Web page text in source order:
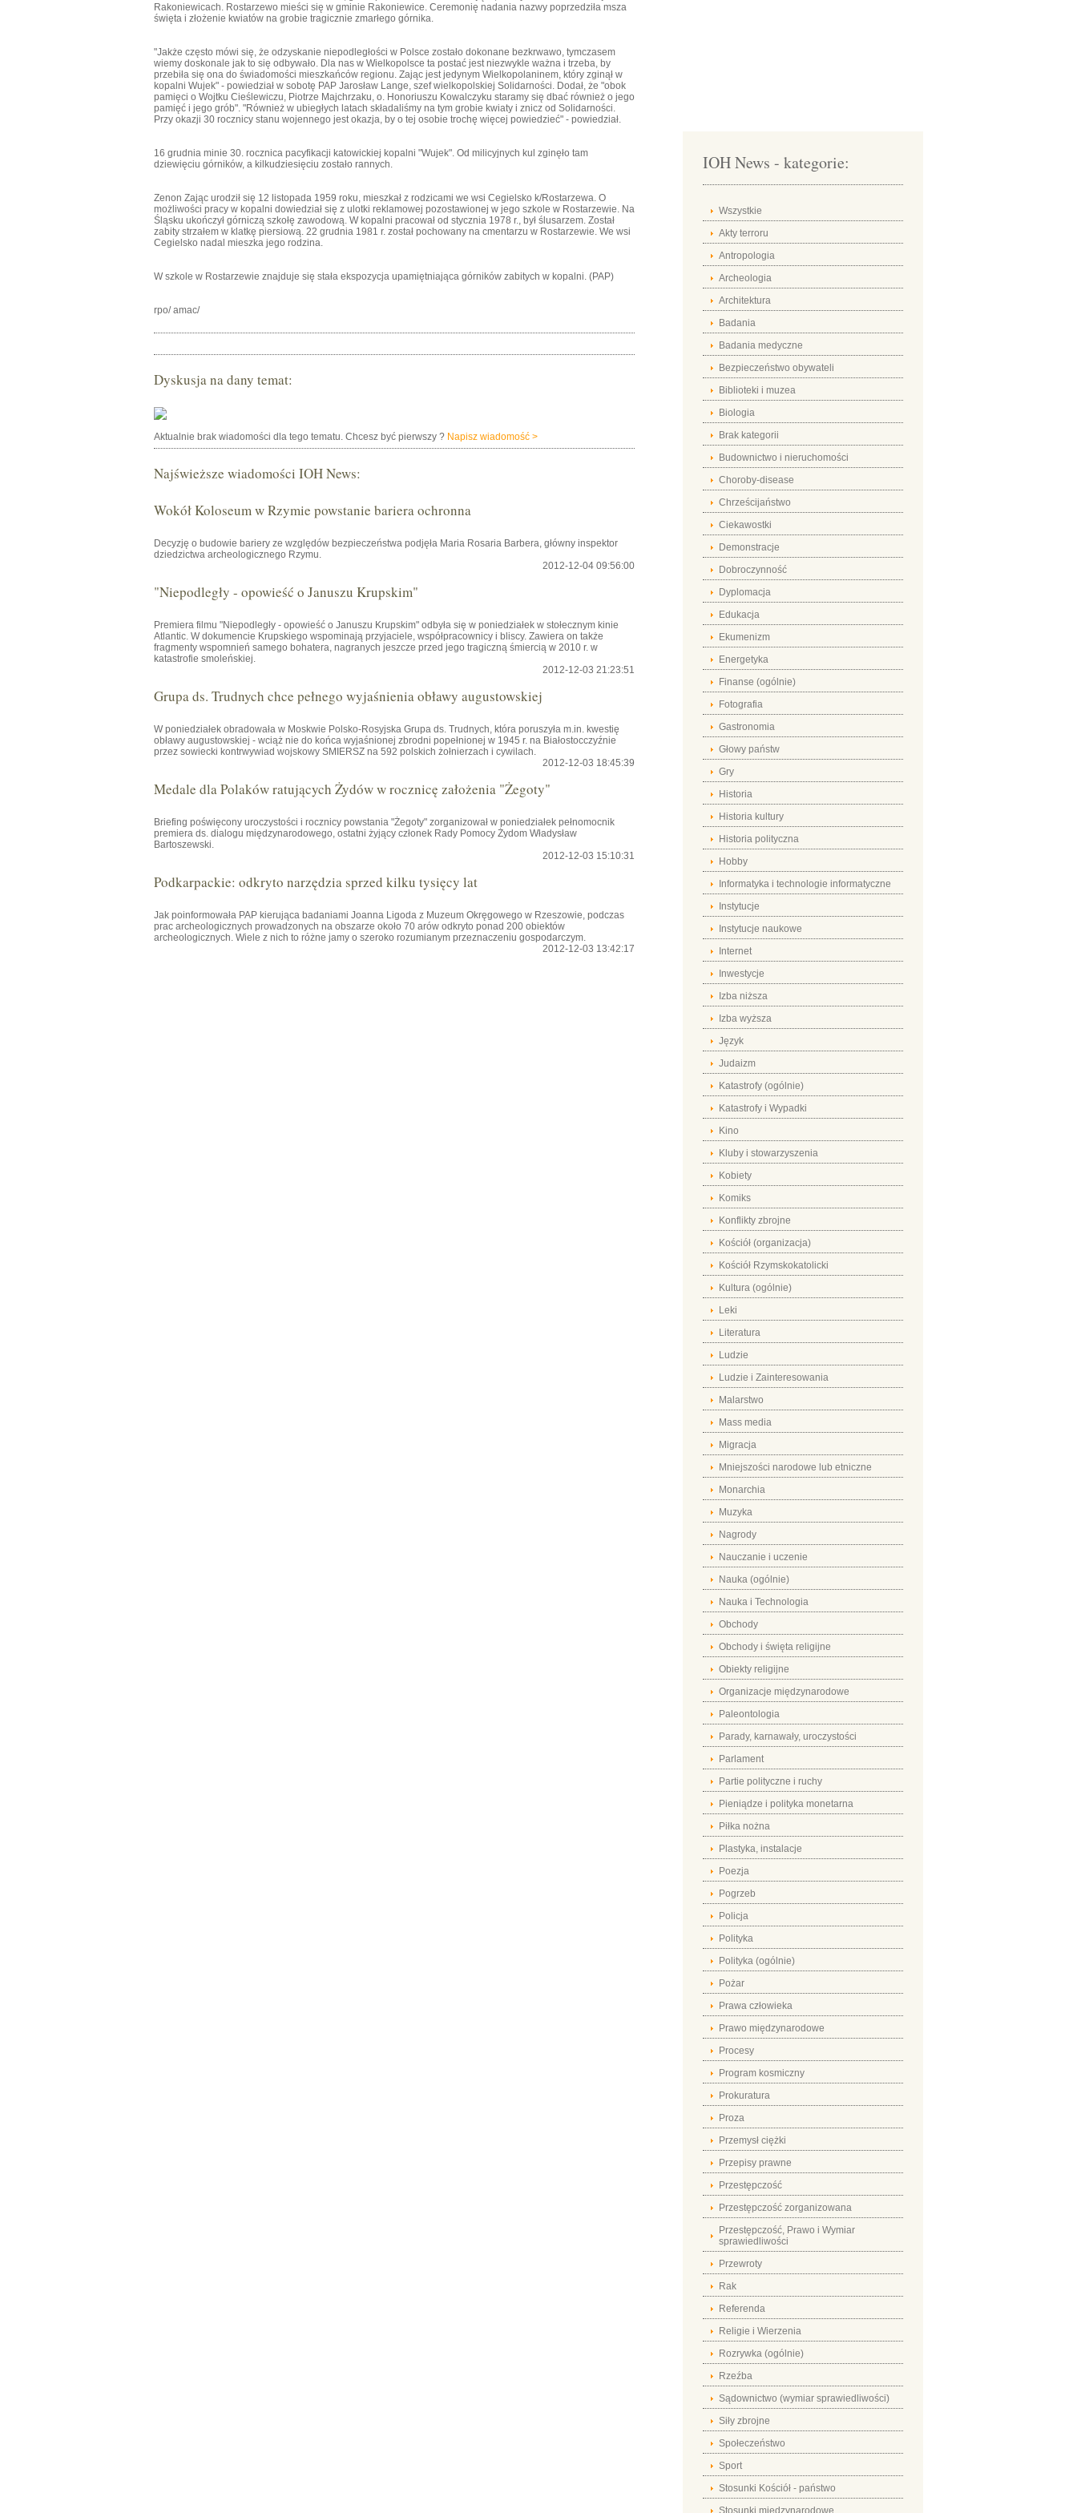
Rakoniewicach. Rostarzewo mieści się w gminie Rakoniewice. Ceremonię nadania nazwy poprzedziła msza
święta i złożenie kwiatów na grobie tragicznie zmarłego górnika.
"Jakże często mówi się, że odzyskanie niepodległości w Polsce zostało dokonane bezkrwawo, tymczasem
wiemy doskonale jak to się odbywało. Dla nas w Wielkopolsce ta postać jest niezwykle ważna i trzeba, by
przebiła się ona do świadomości mieszkańców regionu. Zając jest jedynym Wielkopolaninem, który zginął w
kopalni Wujek" - powiedział w sobotę PAP Jarosław Lange, szef wielkopolskiej Solidarności. Dodał, że "obok
pamięci o Wojtku Cieślewiczu, Piotrze Majchrzaku, o. Honoriuszu Kowalczyku staramy się dbać również o jego
pamięć i jego grób". "Również w ubiegłych latach składaliśmy na tym grobie kwiaty i znicz od Solidarności.
Przy okazji 30 rocznicy stanu wojennego jest okazja, by o tej osobie trochę więcej powiedzieć" - powiedział.
16 grudnia minie 30. rocznica pacyfikacji katowickiej kopalni "Wujek". Od milicyjnych kul zginęło tam
dziewięciu górników, a kilkudziesięciu zostało rannych.
Zenon Zając urodził się 12 listopada 1959 roku, mieszkał z rodzicami we wsi Cegielsko k/Rostarzewa. O
możliwości pracy w kopalni dowiedział się z ulotki reklamowej pozostawionej w jego szkole w Rostarzewie. Na
Śląsku ukończył górniczą szkołę zawodową. W kopalni pracował od stycznia 1978 r., był ślusarzem. Został
zabity strzałem w klatkę piersiową. 22 grudnia 1981 r. został pochowany na cmentarzu w Rostarzewie. We wsi
Cegielsko nadal mieszka jego rodzina.
W szkole w Rostarzewie znajduje się stała ekspozycja upamiętniająca górników zabitych w kopalni. (PAP)
rpo/ amac/
Dyskusja na dany temat:
Aktualnie brak wiadomości dla tego tematu. Chcesz być pierwszy ? Napisz wiadomość >
Najświeższe wiadomości IOH News:
Wokół Koloseum w Rzymie powstanie bariera ochronna
Decyzję o budowie bariery ze względów bezpieczeństwa podjęła Maria Rosaria Barbera, główny inspektor
dziedzictwa archeologicznego Rzymu.
2012-12-04 09:56:00
"Niepodległy - opowieść o Januszu Krupskim"
Premiera filmu "Niepodległy - opowieść o Januszu Krupskim" odbyła się w poniedziałek w stołecznym kinie
Atlantic. W dokumencie Krupskiego wspominają przyjaciele, współpracownicy i bliscy. Zawiera on także
fragmenty wspomnień samego bohatera, nagranych jeszcze przed jego tragiczną śmiercią w 2010 r. w
katastrofie smoleńskiej.
2012-12-03 21:23:51
Grupa ds. Trudnych chce pełnego wyjaśnienia obławy augustowskiej
W poniedziałek obradowała w Moskwie Polsko-Rosyjska Grupa ds. Trudnych, która poruszyła m.in. kwestię
obławy augustowskiej - wciąż nie do końca wyjaśnionej zbrodni popełnionej w 1945 r. na Białostocczyźnie
przez sowiecki kontrwywiad wojskowy SMIERSZ na 592 polskich żołnierzach i cywilach.
2012-12-03 18:45:39
Medale dla Polaków ratujących Żydów w rocznicę założenia "Żegoty"
Briefing poświęcony uroczystości i rocznicy powstania "Żegoty" zorganizował w poniedziałek pełnomocnik
premiera ds. dialogu międzynarodowego, ostatni żyjący członek Rady Pomocy Żydom Władysław
Bartoszewski.
2012-12-03 15:10:31
Podkarpackie: odkryto narzędzia sprzed kilku tysięcy lat
Jak poinformowała PAP kierująca badaniami Joanna Ligoda z Muzeum Okręgowego w Rzeszowie, podczas
prac archeologicznych prowadzonych na obszarze około 70 arów odkryto ponad 200 obiektów
archeologicznych. Wiele z nich to różne jamy o szeroko rozumianym przeznaczeniu gospodarczym.
2012-12-03 13:42:17
IOH News - kategorie:
Wszystkie
Akty terroru
Antropologia
Archeologia
Architektura
Badania
Badania medyczne
Bezpieczeństwo obywateli
Biblioteki i muzea
Biologia
Brak kategorii
Budownictwo i nieruchomości
Choroby-disease
Chrześcijaństwo
Ciekawostki
Demonstracje
Dobroczynność
Dyplomacja
Edukacja
Ekumenizm
Energetyka
Finanse (ogólnie)
Fotografia
Gastronomia
Głowy państw
Gry
Historia
Historia kultury
Historia polityczna
Hobby
Informatyka i technologie informatyczne
Instytucje
Instytucje naukowe
Internet
Inwestycje
Izba niższa
Izba wyższa
Język
Judaizm
Katastrofy (ogólnie)
Katastrofy i Wypadki
Kino
Kluby i stowarzyszenia
Kobiety
Komiks
Konflikty zbrojne
Kościół (organizacja)
Kościół Rzymskokatolicki
Kultura (ogólnie)
Leki
Literatura
Ludzie
Ludzie i Zainteresowania
Malarstwo
Mass media
Migracja
Mniejszości narodowe lub etniczne
Monarchia
Muzyka
Nagrody
Nauczanie i uczenie
Nauka (ogólnie)
Nauka i Technologia
Obchody
Obchody i święta religijne
Obiekty religijne
Organizacje międzynarodowe
Paleontologia
Parady, karnawały, uroczystości
Parlament
Partie polityczne i ruchy
Pieniądze i polityka monetarna
Piłka nożna
Plastyka, instalacje
Poezja
Pogrzeb
Policja
Polityka
Polityka (ogólnie)
Pożar
Prawa człowieka
Prawo międzynarodowe
Procesy
Program kosmiczny
Prokuratura
Proza
Przemysł ciężki
Przepisy prawne
Przestępczość
Przestępczość zorganizowana
Przestępczość, Prawo i Wymiar
sprawiedliwości
Przewroty
Rak
Referenda
Religie i Wierzenia
Rozrywka (ogólnie)
Rzeźba
Sądownictwo (wymiar sprawiedliwości)
Siły zbrojne
Społeczeństwo
Sport
Stosunki Kościół - państwo
Stosunki międzynarodowe